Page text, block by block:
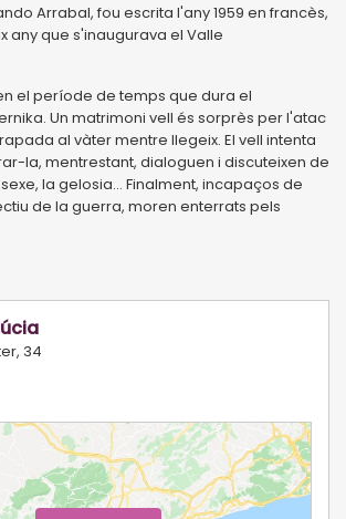
Arrabal, fou escrita l'any 1959 en francès,
any que s'inaugurava el Valle
el període de temps que dura el
Un matrimoni vell és sorprès per l'atac
al vàter mentre llegeix. El vell intenta
la, mentrestant, dialoguen i discuteixen de
la gelosia... Finalment, incapaços de
de la guerra, moren enterrats pels
34